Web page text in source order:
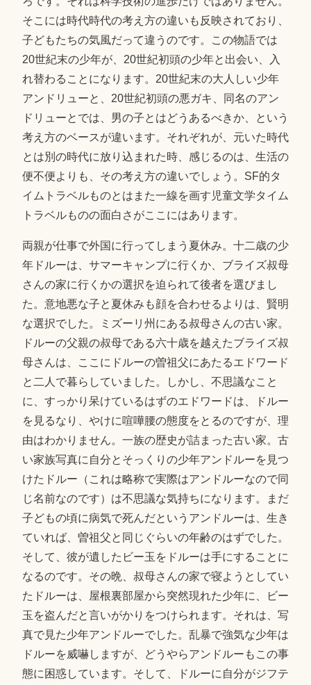
そこには時代時代の考え方の違いも反映されており、
子どもたちの気風だって違うのです。この物語では
20世紀末の少年が、20世紀初頭の少年と出会い、入
れ替わることになります。20世紀末の大人しい少年
アンドリューと、20世紀初頭の悪ガキ、同名のアン
ドリューとでは、男の子とはどうあるべきか、という
考え方のベースが違います。それぞれが、元いた時代
とは別の時代に放り込まれた時、感じるのは、生活の
便不便よりも、その考え方の違いでしょう。SF的タ
イムトラベルものとはまた一線を画す児童文学タイム
トラベルものの面白さがここにはあります。
両親が仕事で外国に行ってしまう夏休み。十二歳の少
年ドルーは、サマーキャンプに行くか、ブライズ叔母
さんの家に行くかの選択を迫られて後者を選びまし
た。意地悪な子と夏休みも顔を合わせるよりは、賢明
な選択でした。ミズーリ州にある叔母さんの古い家。
ドルーの父親の叔母である六十歳を越えたブライズ叔
母さんは、ここにドルーの曽祖父にあたるエドワード
と二人で暮らしていました。しかし、不思議なこと
に、すっかり呆けているはずのエドワードは、ドルー
を見るなり、やけに喧嘩腰の態度をとるのですが、理
由はわかりません。一族の歴史が詰まった古い家。古
い家族写真に自分とそっくりの少年アンドルーを見つ
けたドルー（これは略称で実際はアンドルーなので同
じ名前なのです）は不思議な気持ちになります。まだ
子どもの頃に病気で死んだというアンドルーは、生き
ていれば、曽祖父と同じぐらいの年齢のはずでした。
そして、彼が遺したビー玉をドルーは手にすることに
なるのです。その晩、叔母さんの家で寝ようとしてい
たドルーは、屋根裏部屋から突然現れた少年に、ビー
玉を盗んだと言いがかりをつけられます。それは、写
真で見た少年アンドルーでした。乱暴で強気な少年は
ドルーを威嚇しますが、どうやらアンドルーもこの事
態に困惑しています。そして、ドルーに自分がジフテ